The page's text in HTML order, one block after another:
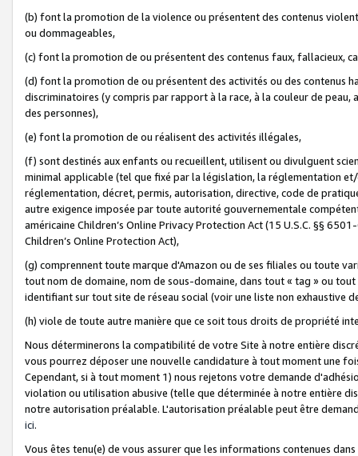
(b) font la promotion de la violence ou présentent des contenus
ou dommageables,
(c) font la promotion de ou présentent des contenus faux, fallacieux,
(d) font la promotion de ou présentent des activités ou des contenus
discriminatoires (y compris par rapport à la race, à la couleur de
des personnes),
(e) font la promotion de ou réalisent des activités illégales,
(f) sont destinés aux enfants ou recueillent, utilisent ou divulguent
minimal applicable (tel que fixé par la législation, la réglementation
réglementation, décret, permis, autorisation, directive, code de
autre exigence imposée par toute autorité gouvernementale
américaine Children’s Online Privacy Protection Act (15 U.S.C. §§
Children’s Online Protection Act),
(g) comprennent toute marque d'Amazon ou de ses filiales ou toute
tout nom de domaine, nom de sous-domaine, dans tout « tag » ou
identifiant sur tout site de réseau social (voir une liste non exhaustive
(h) viole de toute autre manière que ce soit tous droits de propriété
Nous déterminerons la compatibilité de votre Site à notre entière
vous pourrez déposer une nouvelle candidature à tout moment une
Cependant, si à tout moment 1) nous rejetons votre demande
violation ou utilisation abusive (telle que déterminée à notre entière
notre autorisation préalable. L'autorisation préalable peut être
ici.
Vous êtes tenu(e) de vous assurer que les informations contenues